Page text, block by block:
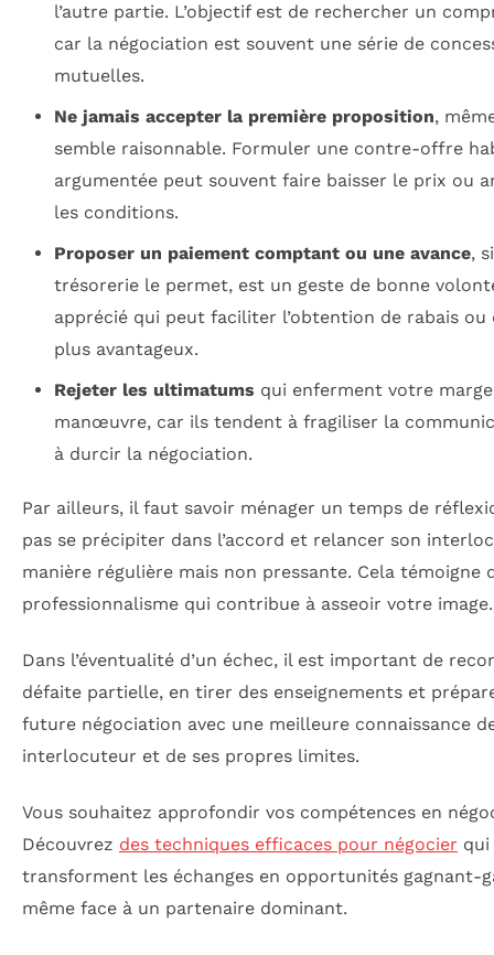
l’autre partie. L’objectif est de rechercher un
car la négociation est souvent une série de
mutuelles.
Ne jamais accepter la première proposition,
semble raisonnable. Formuler une contre-offre
argumentée peut souvent faire baisser le prix ou
les conditions.
Proposer un paiement comptant ou une avance,
trésorerie le permet, est un geste de bonne
apprécié qui peut faciliter l’obtention de rabais ou
plus avantageux.
Rejeter les ultimatums qui enferment votre
manœuvre, car ils tendent à fragiliser la
à durcir la négociation.
Par ailleurs, il faut savoir ménager un temps de
pas se précipiter dans l’accord et relancer son
manière régulière mais non pressante. Cela témoigne
professionnalisme qui contribue à asseoir votre image.
Dans l’éventualité d’un échec, il est important de
défaite partielle, en tirer des enseignements et
future négociation avec une meilleure connaissance
interlocuteur et de ses propres limites.
Vous souhaitez approfondir vos compétences en
Découvrez des techniques efficaces pour négocier qui
transforment les échanges en opportunités gagnant-
même face à un partenaire dominant.